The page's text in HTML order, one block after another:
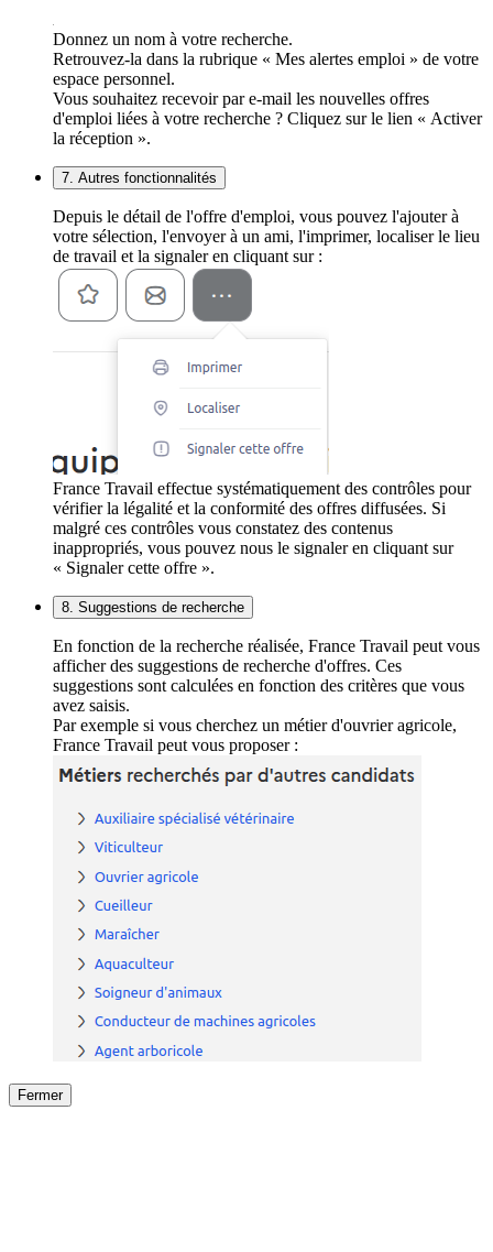
Donnez un nom à votre recherche.
Retrouvez-la dans la rubrique « Mes alertes emploi » de votre
espace personnel.
Vous souhaitez recevoir par e-mail les nouvelles offres
d'emploi liées à votre recherche ? Cliquez sur le lien « Activer
la réception ».
7. Autres fonctionnalités
Depuis le détail de l'offre d'emploi, vous pouvez l'ajouter à
votre sélection, l'envoyer à un ami, l'imprimer, localiser le lieu
de travail et la signaler en cliquant sur :
France Travail effectue systématiquement des contrôles pour
vérifier la légalité et la conformité des offres diffusées. Si
malgré ces contrôles vous constatez des contenus
inappropriés, vous pouvez nous le signaler en cliquant sur
« Signaler cette offre ».
8. Suggestions de recherche
En fonction de la recherche réalisée, France Travail peut vous
afficher des suggestions de recherche d'offres. Ces
suggestions sont calculées en fonction des critères que vous
avez saisis.
Par exemple si vous cherchez un métier d'ouvrier agricole,
France Travail peut vous proposer :
Fermer